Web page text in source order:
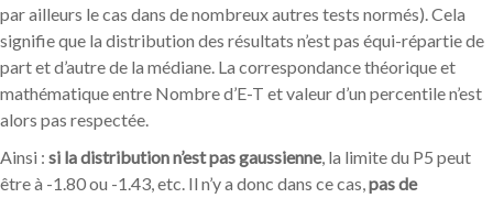
par ailleurs le cas dans de nombreux autres tests normés). Cela
signifie que la distribution des résultats n’est pas équi-répartie de
part et d’autre de la médiane. La correspondance théorique et
mathématique entre Nombre d’E-T et valeur d’un percentile n’est
alors pas respectée.
Ainsi : si la distribution n’est pas gaussienne, la limite du P5 peut
être à -1.80 ou -1.43, etc. Il n’y a donc dans ce cas,pas de